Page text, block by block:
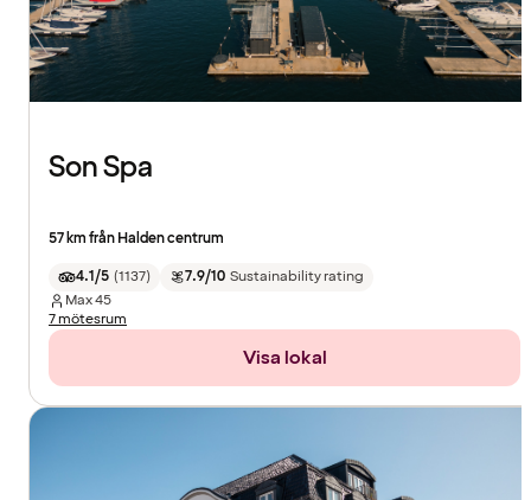
Son Spa
57 km från Halden centrum
4.1/5 (1137) 7.9/10 Sustainability rating
Max45
7 mötesrum
Visa lokal